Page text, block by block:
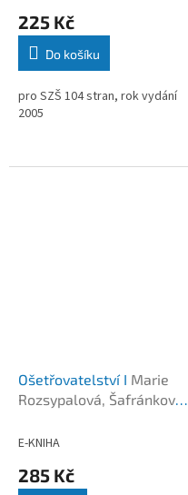
225 Kč
Do košíku
pro SZŠ 104 stran, rok vydání
2005
Ošetřovatelství I Marie
Rozsypalová, Šafránková,
E-KNIHA
285 Kč